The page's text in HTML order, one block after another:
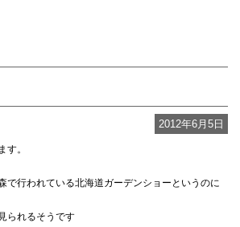
2012年6月5日
す。
で行われている北海道ガーデンショーというのに
られるそうです